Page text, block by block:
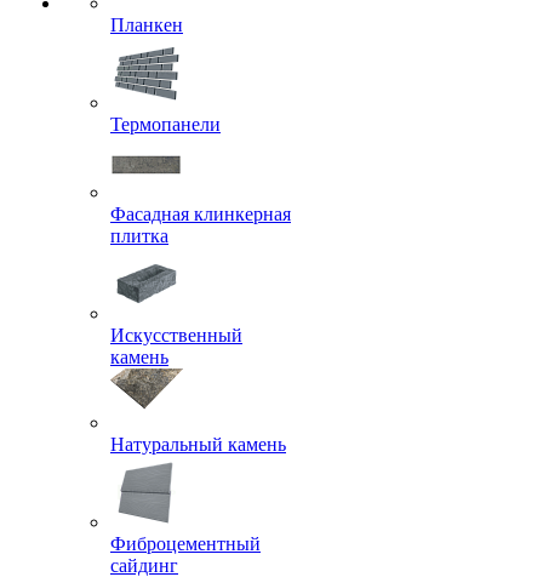
Планкен
Термопанели
Фасадная клинкерная
плитка
Искусственный
камень
Натуральный камень
Фиброцементный
сайдинг